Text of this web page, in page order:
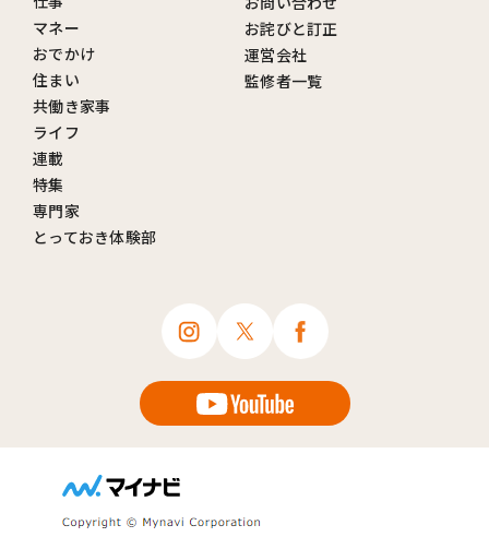
マネー
おでかけ
住まい
共働き家事
ライフ
連載
特集
専門家
とっておき体験部
お詫びと訂正
運営会社
監修者一覧